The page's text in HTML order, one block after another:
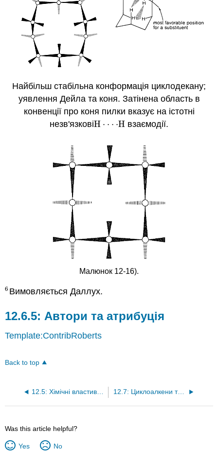
Найбільш стабільна конформація циклодекану;
уявлення Дейла та коня. Затінена область в
конвенції про коня пилки вказує на істотні
незв'язковіH ⋅ ⋅ ⋅ ⋅H
H⋅ ⋅ ⋅⋅ H взаємодії.
Малюнок 12-16).
6
6Вимовляється Даллух.
Автори та атрибуція
Template:ContribRoberts
Back to top
12.5: Хімічні властивості 12.7: Циклоалкени та Циклоалкани
Was this article helpful?
Yes No